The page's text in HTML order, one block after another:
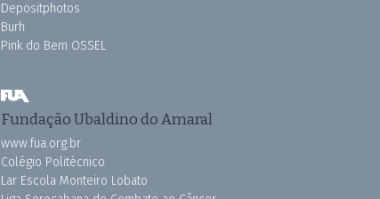
Depositphotos
Burh
Pink do Bem OSSEL
Fundação Ubaldino do Amaral
www.fua.org.br
Colégio Politécnico
Lar Escola Monteiro Lobato